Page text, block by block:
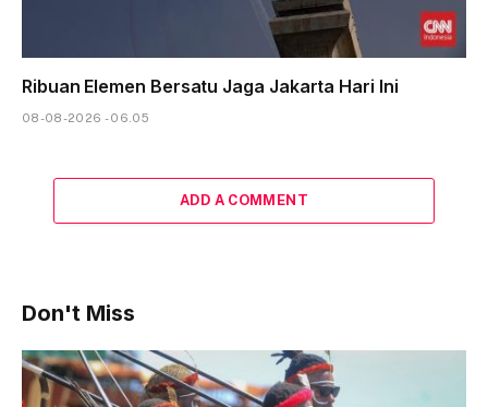
Ribuan Elemen Bersatu Jaga Jakarta Hari Ini
08-08-2026 - 06.05
ADD A COMMENT
Don't Miss